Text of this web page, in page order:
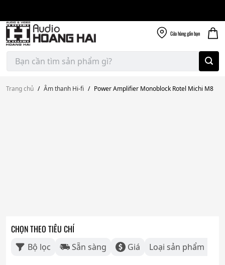
content
Cửa hànggần bạn
Tìm
kiếm:
Trang chủ / Âm thanh Hi-fi / Power Amplifier Monoblock Rotel Michi M8
CHỌN THEO TIÊU CHÍ
Bộ lọc Sẵn sàng Giá Loại sản phẩm